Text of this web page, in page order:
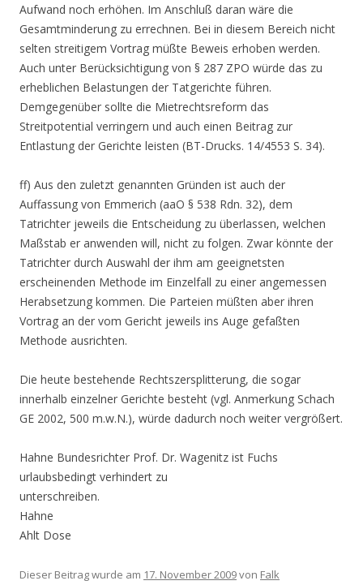
Aufwand noch erhöhen. Im Anschluß daran wäre die
Gesamtminderung zu errechnen. Bei in diesem Bereich nicht
selten streitigem Vortrag müßte Beweis erhoben werden.
Auch unter Berücksichtigung von § 287 ZPO würde das zu
erheblichen Belastungen der Tatgerichte führen.
Demgegenüber sollte die Mietrechtsreform das
Streitpotential verringern und auch einen Beitrag zur
Entlastung der Gerichte leisten (BT-Drucks. 14/4553 S. 34).
ff) Aus den zuletzt genannten Gründen ist auch der
Auffassung von Emmerich (aaO § 538 Rdn. 32), dem
Tatrichter jeweils die Entscheidung zu überlassen, welchen
Maßstab er anwenden will, nicht zu folgen. Zwar könnte der
Tatrichter durch Auswahl der ihm am geeignetsten
erscheinenden Methode im Einzelfall zu einer angemessen
Herabsetzung kommen. Die Parteien müßten aber ihren
Vortrag an der vom Gericht jeweils ins Auge gefaßten
Methode ausrichten.
Die heute bestehende Rechtszersplitterung, die sogar
innerhalb einzelner Gerichte besteht (vgl. Anmerkung Schach
GE 2002, 500 m.w.N.), würde dadurch noch weiter vergrößert.
Hahne Bundesrichter Prof. Dr. Wagenitz ist Fuchs
urlaubsbedingt verhindert zu
unterschreiben.
Hahne
Ahlt Dose
Dieser Beitrag wurde am 17. November 2009von Falk